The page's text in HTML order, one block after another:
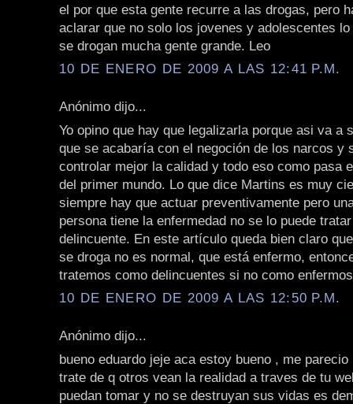
el por que esta gente recurre a las drogas, pero
aclarar que no solo los jovenes y adolescentes
se drogan mucha gente grande. Leo
10 DE ENERO DE 2009 A LAS 12:41 P.M.
Anónimo dijo...
Yo opino que hay que legalizarla porque asi va a
que se acabaría con el negoción de los narcos y
controlar mejor la calidad y todo eso como pasa
del primer mundo. Lo que dice Martins es muy
siempre hay que actuar preventivamente pero
persona tiene la enfermedad no se lo puede
delincuente. En este artículo queda bien claro
se droga no es normal, que está enfermo,
tratemos como delincuentes si no como
10 DE ENERO DE 2009 A LAS 12:50 P.M.
Anónimo dijo...
bueno eduardo jeje aca estoy bueno , me parecio
trate de q otros vean la realidad a traves de tu
puedan tomar y no se destruyan sus vidas es